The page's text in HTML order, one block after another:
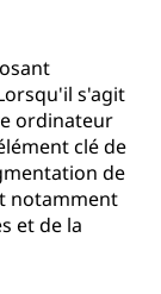
s'agit
ordinateur
clé de
de
notamment
et de la